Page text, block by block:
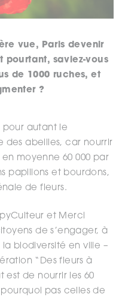
vue, Paris devenir
pourtant, saviez-vous
de 1000 ruches, et
?
pour autant le
des abeilles, car nourrir
moyenne 60 000 par
papillons et bourdons,
de fleurs.
et Merci
de s’engager, à
biodiversité en ville –
“Des fleurs à
est de nourrir les 60
pourquoi pas celles de